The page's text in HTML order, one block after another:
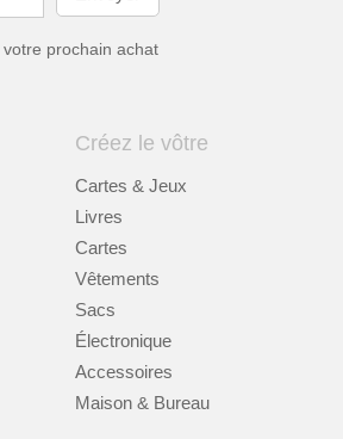
votre prochain achat
Créez le vôtre
Cartes & Jeux
Livres
Cartes
Vêtements
Sacs
Électronique
Accessoires
Maison & Bureau